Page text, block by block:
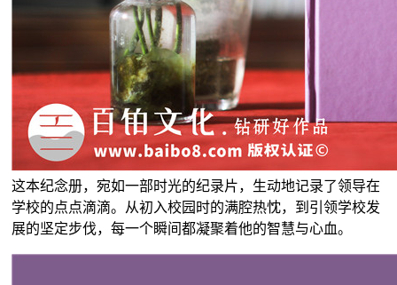
这本纪念册，宛如一部时光的纪录片，生动地记录了领导在
学校的点点滴滴。从初入校园时的满腔热忱，到引领学校发
展的坚定步伐，每一个瞬间都凝聚着他的智慧与心血。